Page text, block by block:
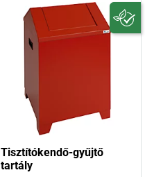
Tisztítókendő-gyűjtő
tartály